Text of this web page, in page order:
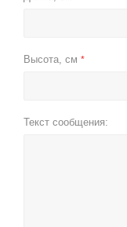
Высота, см *
Текст сообщения: